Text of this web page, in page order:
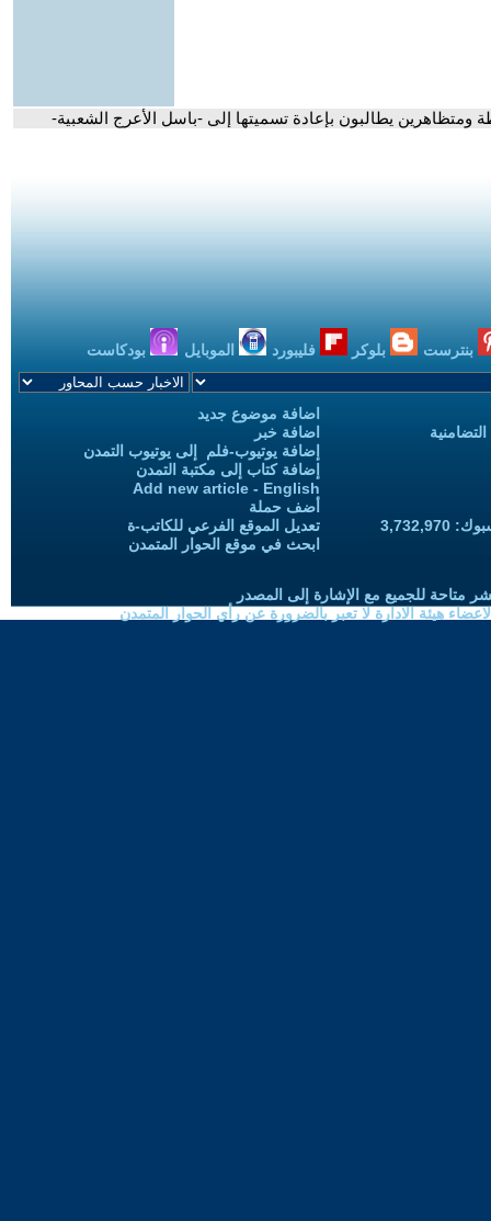
ومتظاهرين يطالبون بإعادة تسميتها إلى -باسل الأعرج الشعبية-
بنترست بلوكر فليبورد الموبايل بودكاست
اضافة موضوع جديد
اضافة خبر
إضافة يوتيوب-فلم إلى يوتيوب التمدن
إضافة كتاب إلى مكتبة التمدن
Add new article - English
أضف حملة
تعديل الموقع الفرعي للكاتب-ة
ابحث في موقع الحوار المتمدن
متاحة للجميع مع الإشارة إلى المصدر
هيئة الادارة لا تعبر بالضرورة عن رأي الحوار المتمدن